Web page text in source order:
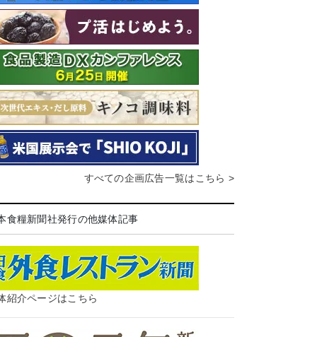
すべての企画広告一覧はこちら >
食糧新聞社発行の他媒体記事
紹介ページはこちら